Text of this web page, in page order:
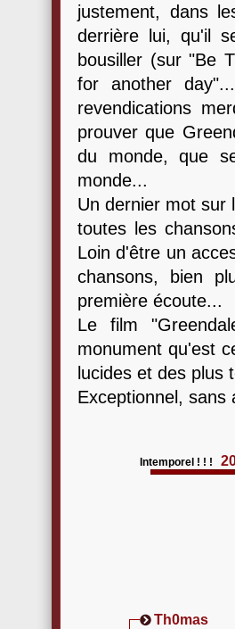
justement, dans
derrière lui, qu'il
bousiller (sur "Be
for another
revendications
prouver que
du monde, que
monde...
Un dernier mot sur
toutes les
Loin d'être un
chansons, bien
première écoute...
Le film
monument qu'est
lucides et des plus
Exceptionnel,
Intemporel ! ! !
Th0mas